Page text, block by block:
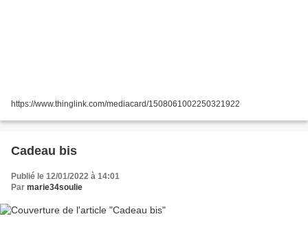
https://www.thinglink.com/mediacard/1508061002250321922
Cadeau bis
Publié le 12/01/2022 à 14:01
Par marie34soulie